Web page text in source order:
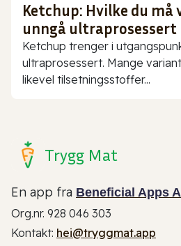
Ketchup: Hvilke du må
unngå ultraprosessert
Ketchup trenger i
ultraprosessert. Mange
likevel tilsetningsstoffer...
Trygg Mat
En app fra Beneficial Apps
Org.nr. 928 046 303
Kontakt: hei@tryggmat.app